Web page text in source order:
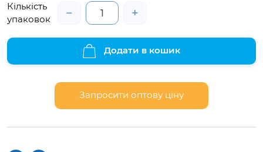
Кількість
упаковок
− +
Додати в кошик
Запросити оптову ціну